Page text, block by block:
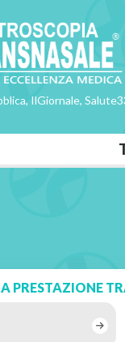
IlGiornale,
PRESTAZIONE